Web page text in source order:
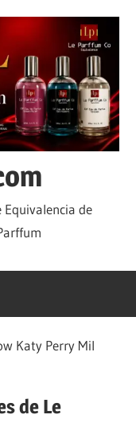
Equivalencia de
Katy Perry Mil
de Le